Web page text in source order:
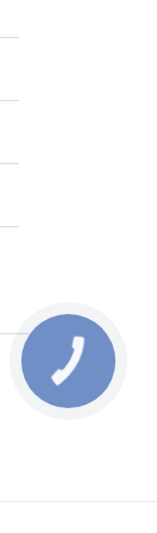
КНОПКА
ЗВ'ЯЗКУ